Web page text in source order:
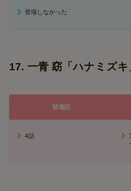
登場しなかった
17. 一青 窈「ハナミズキ
登場話
4話